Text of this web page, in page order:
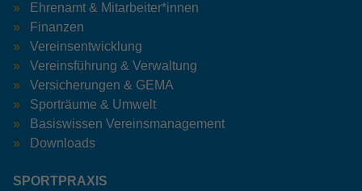
Ehrenamt & Mitarbeiter*innen
Finanzen
Vereinsentwicklung
Vereinsführung & Verwaltung
Versicherungen & GEMA
Sporträume & Umwelt
Basiswissen Vereinsmanagement
Downloads
SPORTPRAXIS